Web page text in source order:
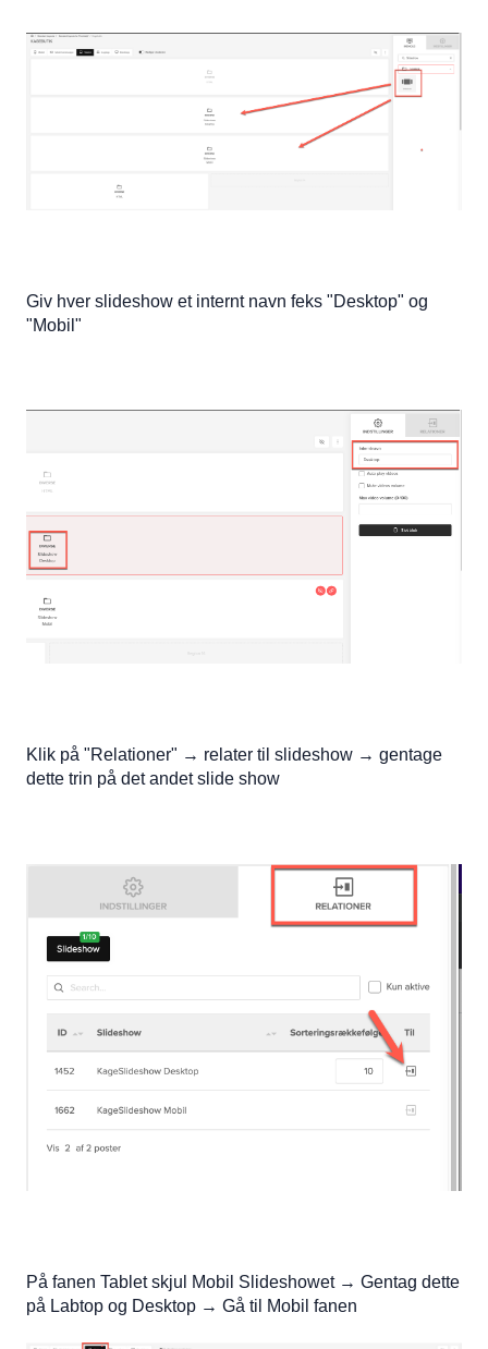
Giv hver slideshow et internt navn feks "Desktop" og
"Mobil"
Klik på "Relationer" → relater til slideshow → gentage
dette trin på det andet slide show
På fanen Tablet skjul Mobil Slideshowet → Gentag dette
på Labtop og Desktop → Gå til Mobil fanen